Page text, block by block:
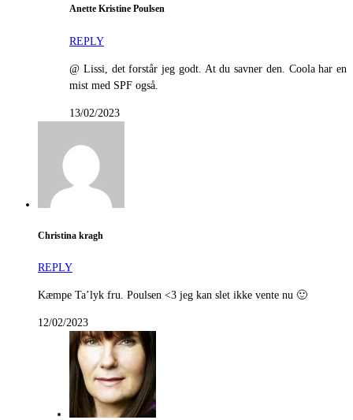
Anette Kristine Poulsen
REPLY
@ Lissi, det forstår jeg godt. At du savner den. Coola har en
mist med SPF også.
13/02/2023
Christina kragh
REPLY
Kæmpe Ta’lyk fru. Poulsen <3 jeg kan slet ikke vente nu 🙂
12/02/2023